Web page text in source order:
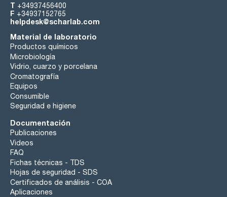
T +34937456400
F +34937152765
helpdesk@scharlab.com
Material de laboratorio
Productos químicos
Microbiología
Vidrio, cuarzo y porcelana
Cromatografía
Equipos
Consumible
Seguridad e higiene
Documentación
Publicaciones
Videos
FAQ
Fichas técnicas - TDS
Hojas de seguridad - SDS
Certificados de análisis - COA
Aplicaciones